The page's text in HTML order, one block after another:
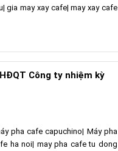
gia may xay cafe| may xay cafe
Công ty nhiệm kỳ
pha cafe capuchino| Máy pha
ha noi| may pha cafe tu dong